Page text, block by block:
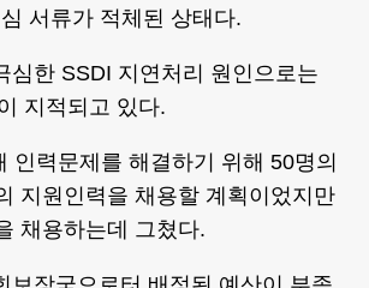
서류가 적체된 상태다.
심한 SSDI 지연처리 원인으로는
지적되고 있다.
인력문제를 해결하기 위해 50명의
지원인력을 채용할 계획이었지만
채용하는데 그쳤다.